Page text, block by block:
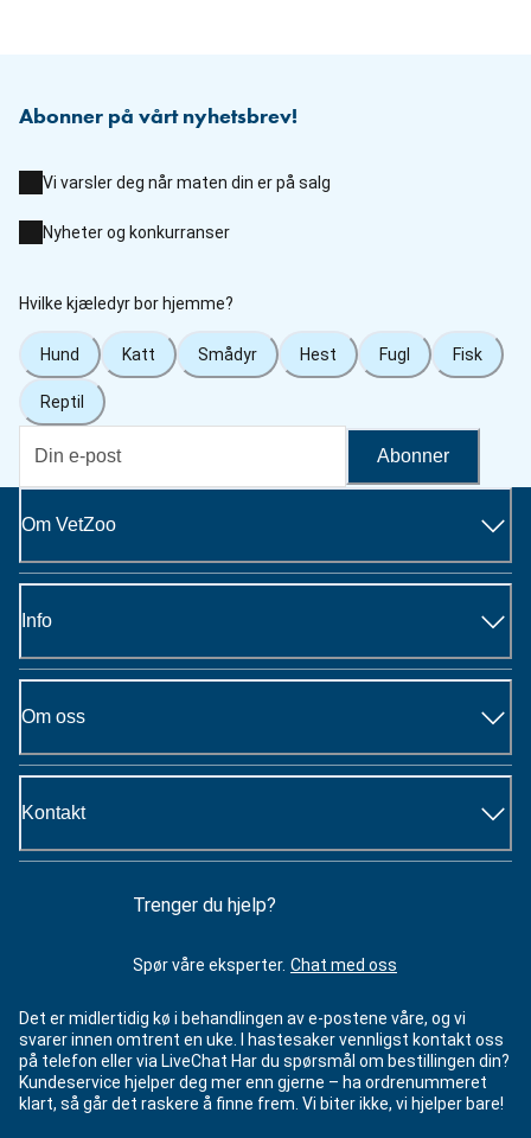
Abonner på vårt nyhetsbrev!
Vi varsler deg når maten din er på salg
Nyheter og konkurranser
Hvilke kjæledyr bor hjemme?
Hund Katt Smådyr Hest Fugl Fisk
Reptil
Abonner
Om VetZoo
Info
Om oss
Kontakt
Trenger du hjelp?
Spør våre eksperter. Chat med oss
Det er midlertidig kø i behandlingen av e-postene våre, og vi
svarer innen omtrent en uke. I hastesaker vennligst kontakt oss
på telefon eller via LiveChat Har du spørsmål om bestillingen din?
Kundeservice hjelper deg mer enn gjerne – ha ordrenummeret
klart, så går det raskere å finne frem. Vi biter ikke, vi hjelper bare!